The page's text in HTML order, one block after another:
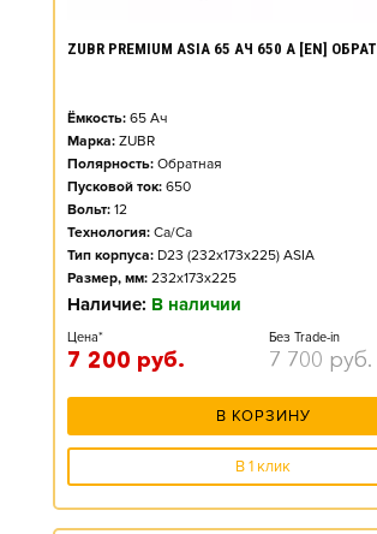
ZUBR PREMIUM ASIA 65 АЧ 650 А [EN]
Ёмкость: 65 Ач
Марка: ZUBR
Полярность: Обратная
Пусковой ток: 650
Вольт: 12
Технология: Ca/Ca
Тип корпуса: D23 (232x173x225) ASIA
Размер, мм: 232x173x225
Наличие: В наличии
Цена*
7 200 руб.
Без Trade-in
7 700 руб.
В КОРЗИНУ
В 1 клик